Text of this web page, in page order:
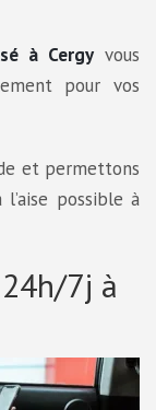
à Cergy vous
pour vos
et permettons
possible à
7j à